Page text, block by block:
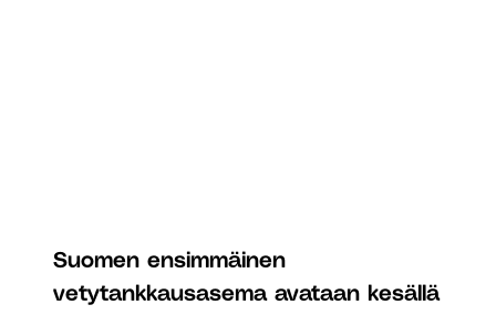
Suomen ensimmäinen
vetytankkausasema avataan kesällä